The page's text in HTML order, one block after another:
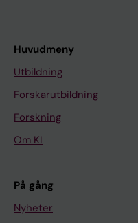
Huvudmeny
Utbildning
Forskarutbildning
Forskning
Om KI
På gång
Nyheter